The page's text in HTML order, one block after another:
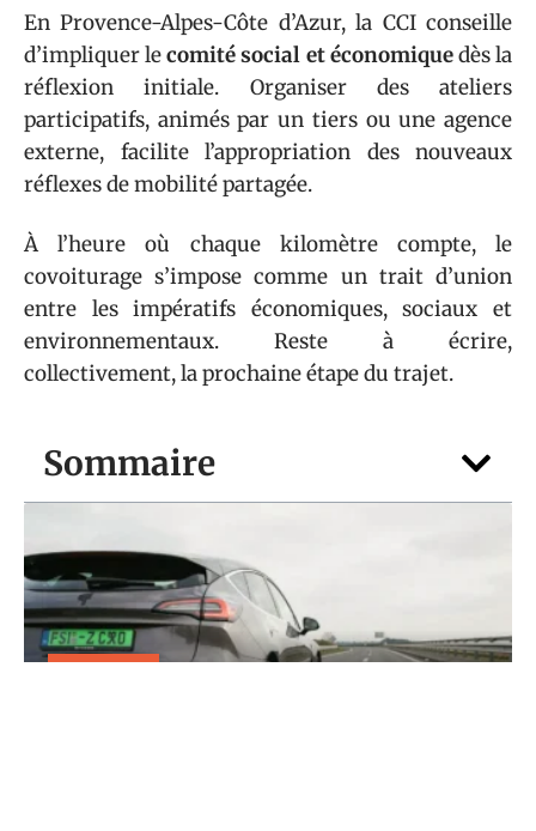
Sommaire
TRANSPORT
En Provence-Alpes-Côte d’Azur, la CCI conseille
d’impliquer lecomité social et économiquedès la
réflexion initiale. Organiser des ateliers
participatifs, animés par un tiers ou une agence
externe, facilite l’appropriation des nouveaux
réflexes de mobilité partagée.
À l’heure où chaque kilomètre compte, le
covoiturage s’impose comme un trait d’union
entre les impératifs économiques, sociaux et
environnementaux. Reste à écrire,
collectivement, la prochaine étape du trajet.